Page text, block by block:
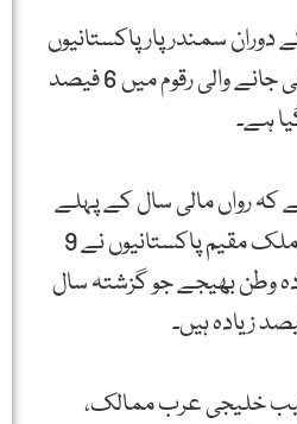
تا دسمبر 2015 کے دوران سمندر پار پاکستانیوں
کی جانب سے وطن بھیجی جانے والی رقوم میں 6 فیصد
ہے۔
رواں مالی سال کے پہلے
چھ ماہ کے دوران بیرون ملک مقیم پاکستانیوں نے 9
زیادہ وطن بھیجے جو گزشتہ سال
خلیجی عرب ممالک،